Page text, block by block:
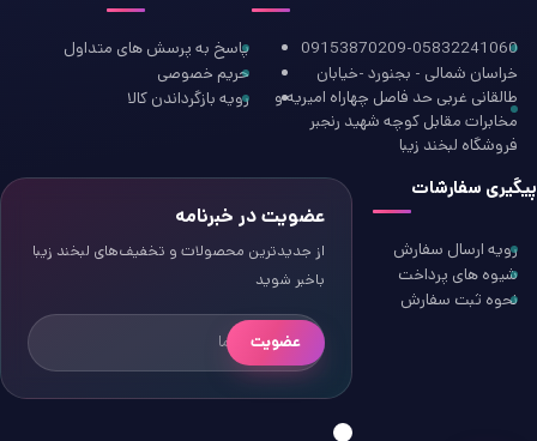
09153870209-05832241060
خراسان شمالی - بجنورد -خیابان
طالقانی غربی حد فاصل چهاراه امیریه و
مخابرات مقابل کوچه شهید رنجبر
فروشگاه لبخند زیبا
پاسخ به پرسش های متداول
حریم خصوصی
رویه بازگرداندن کالا
پیگیری سفارشات
رویه ارسال سفارش
شیوه های پرداخت
نحوه ثبت سفارش
عضویت در خبرنامه
از جدیدترین محصولات و تخفیف‌های لبخند زیبا
باخبر شوید
عضویت